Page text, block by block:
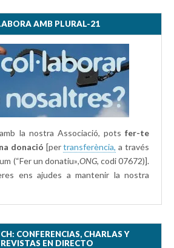
AMB PLURAL-21
la nostra Associació, pots fer-te
donació [pertransferència, a través
(“Fer un donatiu»,ONG, codi 07672)].
ens ajudes a mantenir la nostra
CONFERENCIAS, CHARLAS Y
EN DIRECTO